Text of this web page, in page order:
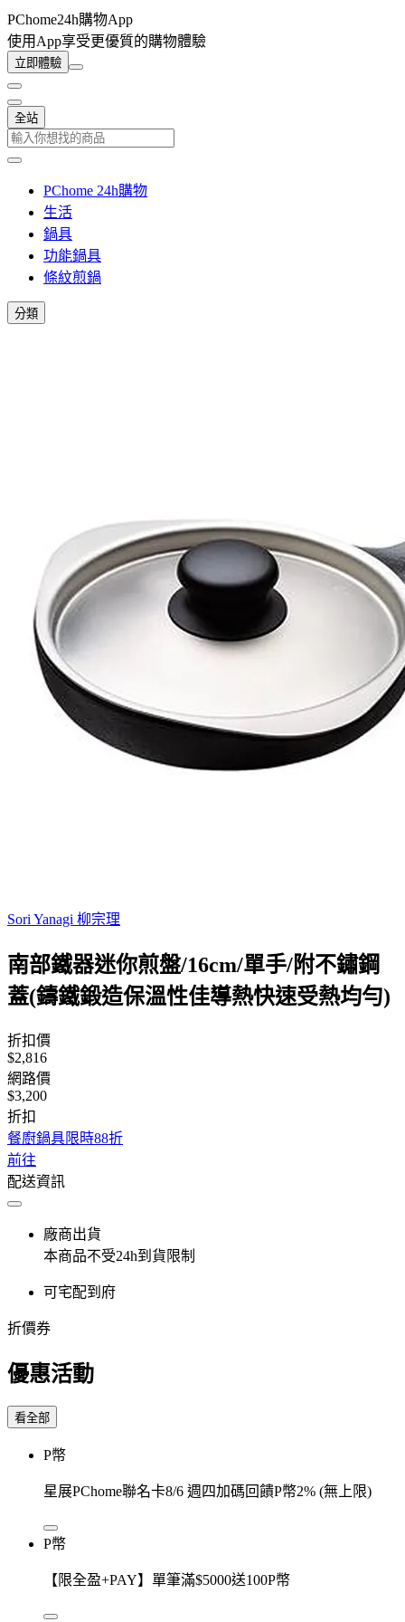
PChome24h購物App
使用App享受更優質的購物體驗
立即體驗
全站
PChome 24h購物
生活
鍋具
功能鍋具
條紋煎鍋
分類
Sori Yanagi 柳宗理
南部鐵器迷你煎盤/16cm/單手/附不鏽鋼
蓋(鑄鐵鍛造保溫性佳導熱快速受熱均勻)
折扣價
$2,816
網路價
$3,200
折扣
餐廚鍋具限時88折
前往
配送資訊
廠商出貨
本商品不受24h到貨限制
可宅配到府
折價券
優惠活動
看全部
P幣
星展PChome聯名卡8/6 週四加碼回饋P幣2% (無上限)
P幣
【限全盈+PAY】單筆滿$5000送100P幣